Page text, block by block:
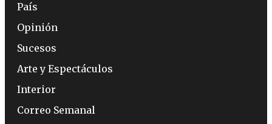
País
Opinión
Sucesos
Arte y Espectáculos
Interior
Correo Semanal